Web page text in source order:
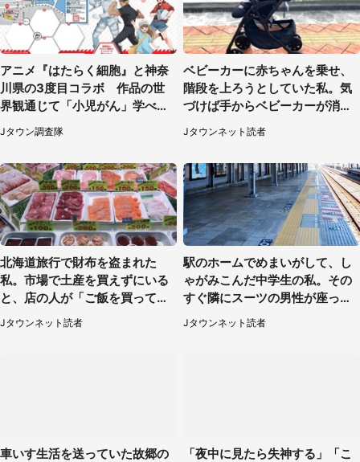
アニメ『はたらく細胞』と神奈
川県の3度目コラボ 作品の世
界観通じて「小児がん」学べる
【8／10～31※平日限定】
Jタウン調査隊
ベビーカーに赤ちゃんを乗せ、
階段を上ろうとしていた私。気
づけば手からベビーカーが消え
ていて（神奈川県・60代女性）
Jタウンネット読者
北海道旅行で財布を盗まれた
私。市場で土産を買えずにいる
と、店の人が「ご飯を買って、
持って来い」（50代男性）
Jタウンネット読者
駅のホームでめまいがして、し
ゃがみこんだ中学生の私。その
すぐ隣にスーツの男性が座って
きて（千葉県・20代女性）
Jタウンネット読者
車いす生活を送っていた故郷の
「夜中に見たら失神する」「こ